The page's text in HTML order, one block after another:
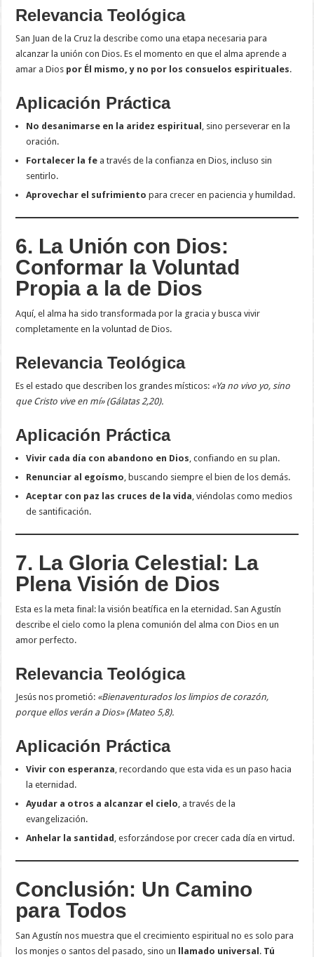
Relevancia Teológica
San Juan de la Cruz la describe como una etapa necesaria para
alcanzar la unión con Dios. Es el momento en que el alma aprende a
amar a Dios por Él mismo, y no por los consuelos espirituales.
Aplicación Práctica
No desanimarse en la aridez espiritual
, sino perseverar en la
oración.
Fortalecer la fe a través de la confianza en Dios, incluso sin
sentirlo.
Aprovechar el sufrimiento para crecer en paciencia y humildad.
6. La Unión con Dios:
Conformar la Voluntad
Propia a la de Dios
Aquí, el alma ha sido transformada por la gracia y busca vivir
completamente en la voluntad de Dios.
Relevancia Teológica
Es el estado que describen los grandes místicos: «Ya no vivo yo, sino
que Cristo vive en mí» (Gálatas 2,20).
Aplicación Práctica
Vivir cada día con abandono en Dios , confiando en su plan.
Renunciar al egoísmo , buscando siempre el bien de los demás.
Aceptar con paz las cruces de la vida , viéndolas como medios
de santificación.
7. La Gloria Celestial: La
Plena Visión de Dios
Esta es la meta final: la visión beatífica en la eternidad. San Agustín
describe el cielo como la plena comunión del alma con Dios en un
amor perfecto.
Relevancia Teológica
Jesús nos prometió: «Bienaventurados los limpios de corazón,
porque ellos verán a Dios» (Mateo 5,8).
Aplicación Práctica
Vivir con esperanza , recordando que esta vida es un paso hacia
la eternidad.
Ayudar a otros a alcanzar el cielo , a través de la
evangelización.
Anhelar la santidad , esforzándose por crecer cada día en virtud.
Conclusión: Un Camino
para Todos
San Agustín nos muestra que el crecimiento espiritual no es solo para
los monjes o santos del pasado, sino un
llamado universal . Tú